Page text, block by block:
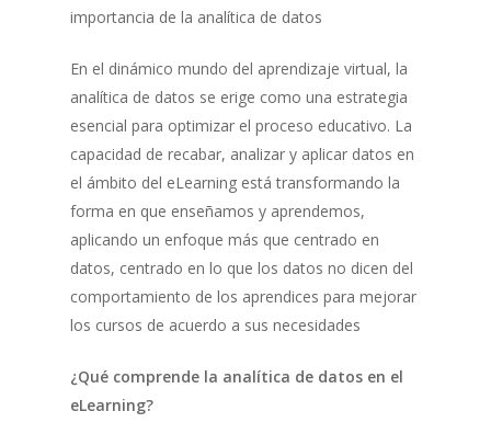
importancia de la analítica de datos
En el dinámico mundo del aprendizaje virtual, la
analítica de datos se erige como una estrategia
esencial para optimizar el proceso educativo. La
capacidad de recabar, analizar y aplicar datos en
el ámbito del eLearning está transformando la
forma en que enseñamos y aprendemos,
aplicando un enfoque más que centrado en
datos, centrado en lo que los datos no dicen del
comportamiento de los aprendices para mejorar
los cursos de acuerdo a sus necesidades
¿Qué comprende la analítica de datos en el
eLearning?